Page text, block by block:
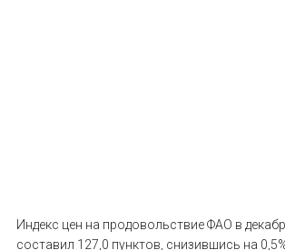
Индекс цен на продовольствие ФАО в
составил 127,0 пунктов, снизившись на